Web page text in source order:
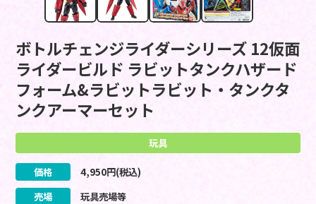
ボトルチェンジライダーシリーズ 12仮面
ライダービルド ラビットタンクハザード
フォーム&ラビットラビット・タンクタ
ンクアーマーセット
玩具
価格 4,950円(税込)
売場
玩具売場等